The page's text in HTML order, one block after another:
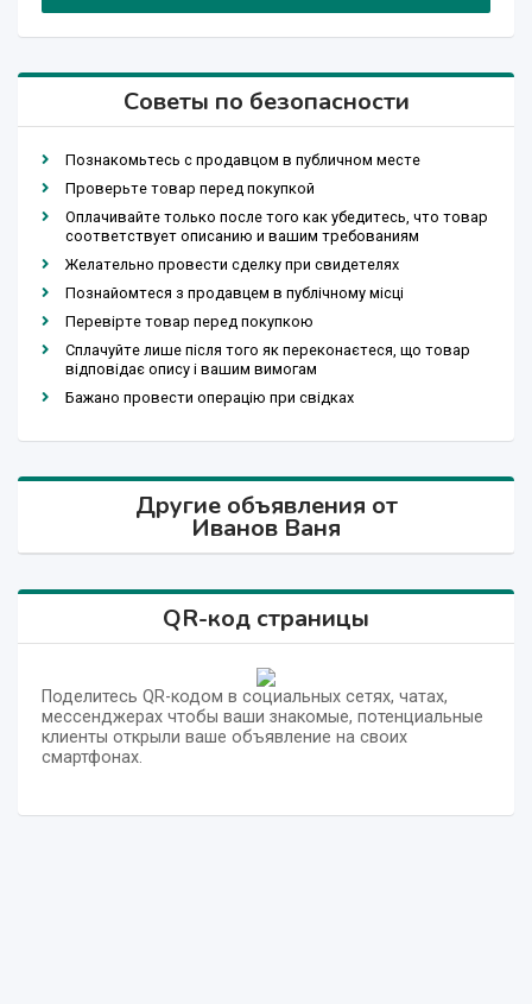
Советы по безопасности
Познакомьтесь с продавцом в публичном месте
Проверьте товар перед покупкой
Оплачивайте только после того как убедитесь, что товар
соответствует описанию и вашим требованиям
Желательно провести сделку при свидетелях
Познайомтеся з продавцем в публічному місці
Перевірте товар перед покупкою
Сплачуйте лише після того як переконаєтеся, що товар
відповідає опису і вашим вимогам
Бажано провести операцію при свідках
Другие объявления от
Иванов Ваня
QR-код страницы
Поделитесь QR-кодом в социальных сетях, чатах,
мессенджерах чтобы ваши знакомые, потенциальные
клиенты открыли ваше объявление на своих
смартфонах.